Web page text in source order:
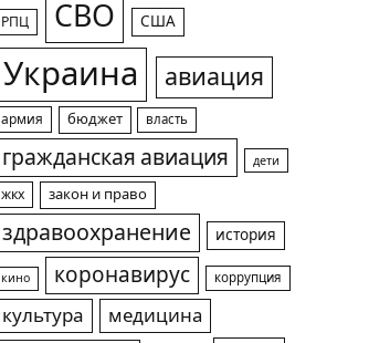
РПЦ СВО США
Украина авиация
армия бюджет власть
гражданская авиация дети
жкх закон и право
здравоохранение история
кино коронавирус коррупция
культура медицина